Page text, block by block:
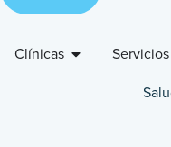
Clínicas
Servicios